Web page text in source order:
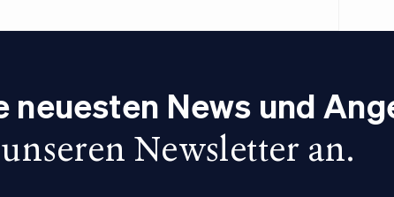
neuesten News und
Newsletter an.